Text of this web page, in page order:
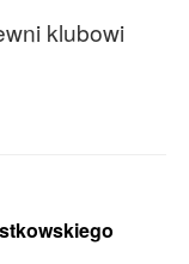
klubowi